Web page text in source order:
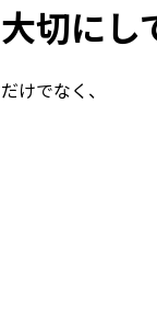
切にし
けでなく、